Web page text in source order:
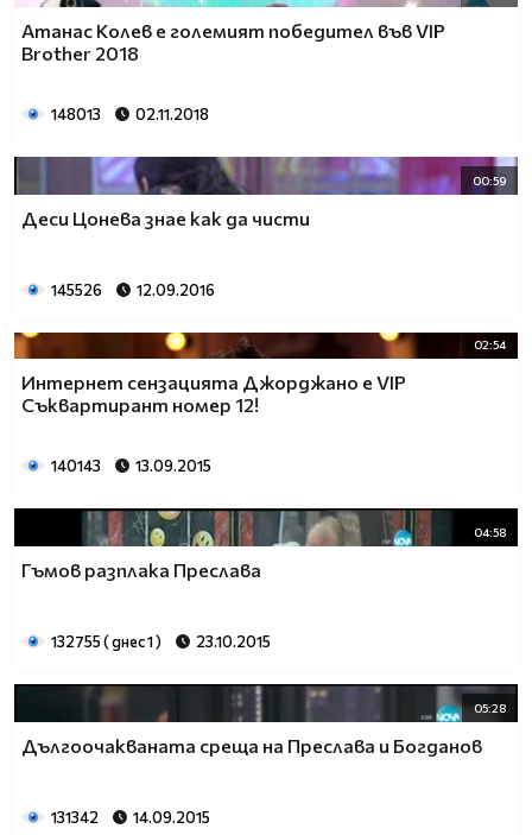
Атанас Колев е големият победител във VIP
Brother 2018
148013 02.11.2018
00:59
Деси Цонева знае как да чисти
145526 12.09.2016
02:54
Интернет сензацията Джорджано е VIP
Съквартирант номер 12!
140143 13.09.2015
04:58
Гъмов разплака Преслава
132755 ( днес 1 ) 23.10.2015
05:28
Дългоочакваната среща на Преслава и Богданов
131342 14.09.2015